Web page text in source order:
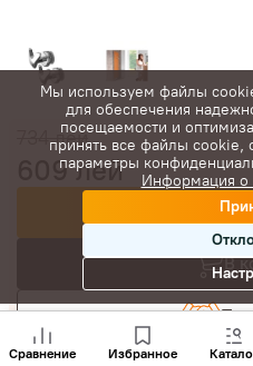
лей
609лей
В
Сравнение Избранное
Мы используем файлы
для обеспечения
посещаемости и
принять все файлы cookie,
параметры
Информация о